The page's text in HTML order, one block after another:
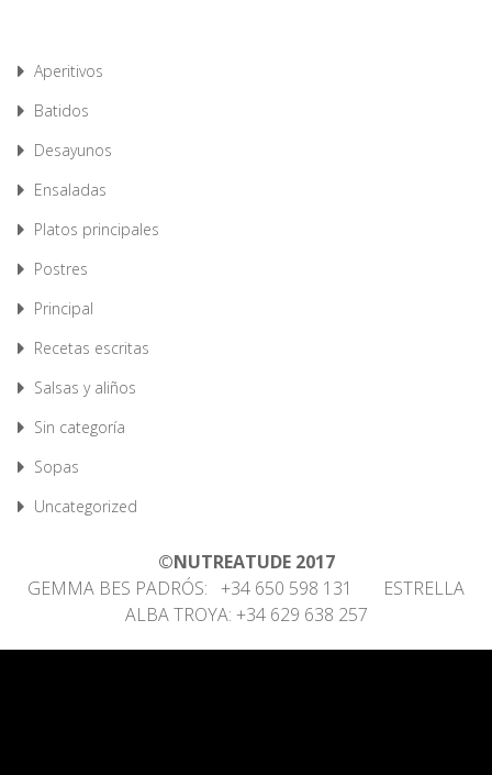
Aperitivos
Batidos
Desayunos
Ensaladas
Platos principales
Postres
Principal
Recetas escritas
Salsas y aliños
Sin categoría
Sopas
Uncategorized
©NUTREATUDE 2017
GEMMA BES PADRÓS: +34 650 598 131 ESTRELLA
ALBA TROYA: +34 629 638 257